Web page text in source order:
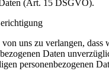
(Art. 15 DSGVO).
von uns zu verlangen, dass
Daten
personenbezogenen